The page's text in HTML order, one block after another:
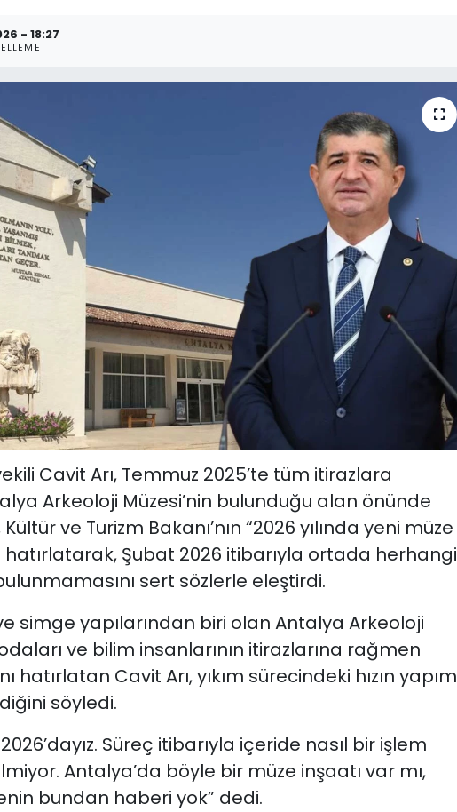
- 18:27
Cavit Arı, Temmuz 2025’te tüm itirazlara
Arkeoloji Müzesi’nin bulunduğu alan önünde
ve Turizm Bakanı’nın “2026 yılında yeni müze
hatırlatarak, Şubat 2026 itibarıyla ortada herhangi
sert sözlerle eleştirdi.
simge yapılarından biri olan Antalya Arkeoloji
ve bilim insanlarının itirazlarına rağmen
hatırlatan Cavit Arı, yıkım sürecindeki hızın yapım
söyledi.
2026’dayız. Süreç itibarıyla içeride nasıl bir işlem
Antalya’da böyle bir müze inşaatı var mı,
bundan haberi yok” dedi.